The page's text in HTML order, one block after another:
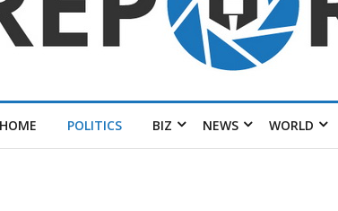
HOME POLITICS BIZ NEWS WORLD